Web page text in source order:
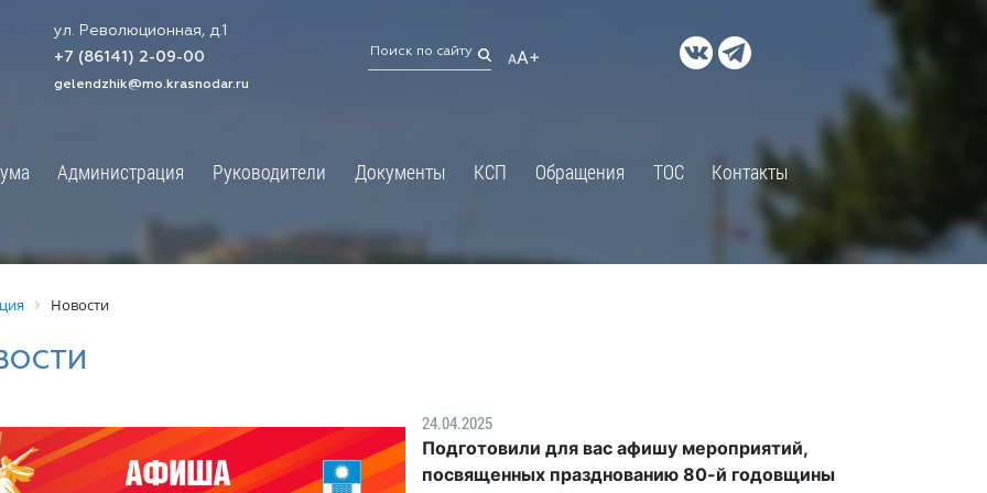
ул. Революционная, д.1
+7 (86141) 2-09-00
gelendzhik@mo.krasnodar.ru
АA+
Администрация Руководители Документы КСП Обращения ТОС Контакты
×
информация
организации
служба
График приёмов граждан
депутатами
заседаний
Сведения о доходах, расходах, об
ДОКУМЕНТЫ
Правовые акты и их экспертиза
Экспертиза действующих
нормативных правовых актов
Оценка применения
Порядок обжалования
Новости
24.04.2025
Подготовили для вас афишу мероприятий,
посвященных празднованию 80-й годовщины